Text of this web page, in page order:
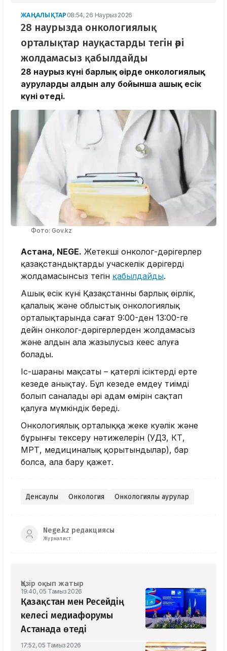
ЖАҢАЛЫҚТАР 08:54, 26 Наурыз 2026
28 наурызда онкологиялық
орталықтар науқастарды тегін әрі
жолдамасыз қабылдайды
28 наурыз күні барлық өңірде онкологиялық
аурулардың алдын алу бойынша ашық есік
күні өтеді.
Фото: Gov.kz
Астана, NEGE. Жетекші онколог-дәрігерлер
қазақстандықтарды учаскелік дәрігердің
жолдамасынсыз тегін қабылдайды.
Ашық есік күні Қазақстанның барлық өңірлік,
қалалық және облыстық онкологиялық
орталықтарында сағат 9:00-ден 13:00-ге
дейін онколог-дәрігерлерден жолдамасыз
және алдын ала жазылусыз кеңес алуға
болады.
Іс-шараның мақсаты – қатерлі ісіктерді ерте
кезеңде анықтау. Бұл кезеңде емдеу тиімді
болып саналады әрі адам өмірін сақтап
қалуға мүмкіндік береді.
Онкологиялық орталыққа жеке куәлік және
бұрынғы тексеру нәтижелерін (УДЗ, КТ,
МРТ, медициналық қорытындылар), бар
болса, ала бару қажет.
Денсаулық Онкология Онкологиялық аурулар
Nege.kz редакциясы
Журналист
Қазір оқып жатыр
19:40, 05 Тамыз 2026
Қазақстан мен Ресейдің
келесі медиафорумы
Астанада өтеді
17:52, 05 Тамыз 2026